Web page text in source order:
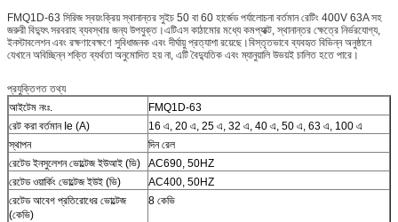
FMQ1D-63 সিরিজ স্বয়ংক্রিয় স্থানান্তর সুইচ 50 বা 60 হার্জেড পর্যালোচনা বর্তমান রেটিং 400V 63A সহ
জরুরী বিদ্যুৎ সরবরাহ ব্যবস্থার জন্য উপযুক্ত।এটিএস কাঠামোর মধ্যে কমপ্যাক্ট, স্থানান্তর ক্ষেত্রে নির্ভরযোগ্য,
ইনস্টাবলেশন এবং রক্ষণাবেক্ষণে সুবিধাজনক এবং দীর্ঘায়ু প্রত্যাশা রয়েছে।বিস্তৃতভাবে ব্যবহৃত বিভিন্ন অনুষ্ঠানে
যেখানে অবিচ্ছিন্ন শক্তি ব্যর্থতা অনুমোদিত হয় না, এটি বৈদ্যুতিক এবং ম্যানুয়ালি উভয়ই চালিত হতে পারে।
প্রযুক্তিগত তথ্য
আইটেম নংঃ.
FMQ1D-63
রেট করা বর্তমান Ie (A)
16 এ, 20 এ, 25 এ, 32 এ, 40 এ, 50 এ, 63 এ, 100 এ
স্থাপন
দিন রেল
রেটেড ইনসুলেশন ভোল্টেজ ইউআই (ভি)
AC690, 50HZ
রেটেড ওয়ার্কিং ভোল্টেজ ইউই (ভি)
AC400, 50HZ
রেটেড আবেগ প্রতিরোধের ভোল্টেজ
(কেভি)
8 কেভি